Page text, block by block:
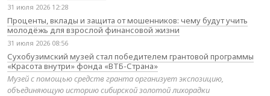
31 июля 2026 12:28
Проценты, вклады и защита от мошенников: чему будут учить
молодёжь для взрослой финансовой жизни
31 июля 2026 08:56
Сухобузимский музей стал победителем грантовой программы
«Красота внутри» фонда «ВТБ-Страна»
Музей с помощью средств гранта организует экспозицию,
объединяющую историю сибирской золотой лихорадки